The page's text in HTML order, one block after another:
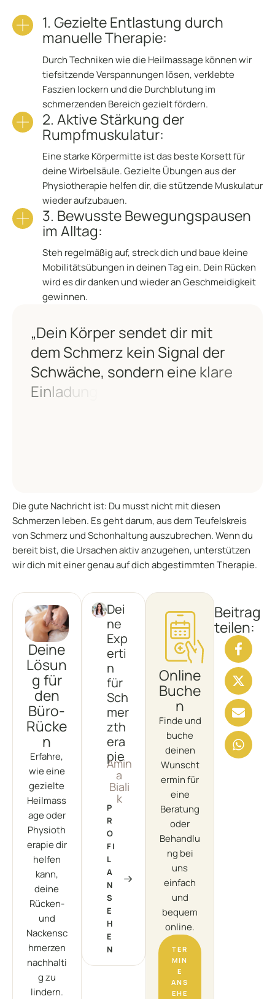
Deine
Lösun
g für
den
Büro-
Rücke
n
Erfahre,
wie eine
gezielte
Heilmass
age oder
Physioth
erapie dir
helfen
kann,
deine
Rücken-
und
Nackensc
hmerzen
nachhalti
g zu
lindern.
Dei
ne
Exp
erti
n
für
Sch
mer
zth
era
pie
Amin
a
Biali
k
P
R
O
FI
L
A
N
S
E
H
E
N
Online
Buche
n
Finde und
buche
deinen
Wunscht
ermin für
eine
Beratung
oder
Behandlu
ng bei
uns
einfach
und
bequem
online.
TER
MIN
E
ANS
EHE
Beitrag
teilen:
1. Gezielte Entlastung durch
manuelle Therapie:
Durch Techniken wie die Heilmassage können wir
tiefsitzende Verspannungen lösen, verklebte
Faszien lockern und die Durchblutung im
schmerzenden Bereich gezielt fördern.
2. Aktive Stärkung der
Rumpfmuskulatur:
Eine starke Körpermitte ist das beste Korsett für
deine Wirbelsäule. Gezielte Übungen aus der
Physiotherapie helfen dir, die stützende Muskulatur
wieder aufzubauen.
3. Bewusste Bewegungspausen
im Alltag:
Steh regelmäßig auf, streck dich und baue kleine
Mobilitätsübungen in deinen Tag ein. Dein Rücken
wird es dir danken und wieder an Geschmeidigkeit
gewinnen.
Die gute Nachricht ist: Du musst nicht mit diesen
Schmerzen leben. Es geht darum, aus dem Teufelskreis
von Schmerz und Schonhaltung auszubrechen. Wenn du
bereit bist, die Ursachen aktiv anzugehen, unterstützen
wir dich mit einer genau auf dich abgestimmten Therapie.